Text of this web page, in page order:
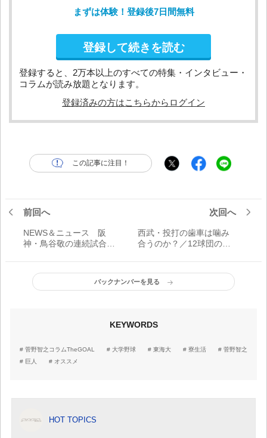
まずは体験！登録後7日間無料
登録して続きを読む
登録すると、2万本以上のすべての特集・インタビュー・
コラムが読み放題となります。
登録済みの方はこちらからログイン
この記事に注目！
前回へ
NEWS＆ニュース 阪
神・鳥谷敬の連続試合出
プ！
次回へ
西武・投打の歯車は噛み
合うのか？／12球団の焦
バックナンバーを見る
KEYWORDS
菅野智之コラムTheGOAL 大学野球 東海大 寮生活
菅野智之
巨人
オススメ
HOT TOPICS